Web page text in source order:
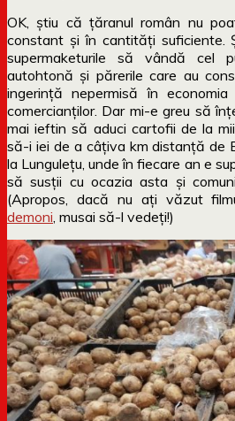
OK, știu că țăranul român nu
constant și în cantități suficiente.
supermaketurile să vândă
autohtonă și părerile care au
ingerință nepermisă în
comercianților. Dar mi-e greu să
mai ieftin să aduci cartofii de la
să-i iei de a câțiva km distanță de
la Lungulețu, unde în fiecare an e
să susții cu ocazia asta și
(Apropos, dacă nu ați văzut
demoni , musai să-l vedeți!)